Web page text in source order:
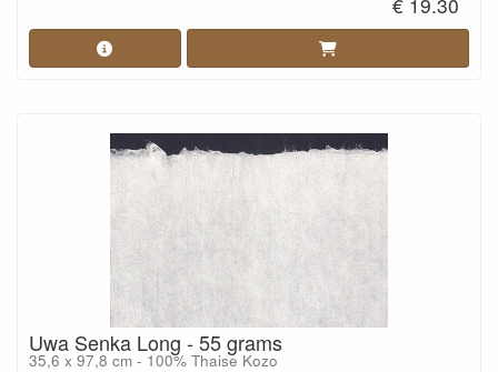
Uwa Senka Long - 55 grams
35,6 x 97,8 cm - 100% Thaise Kozo